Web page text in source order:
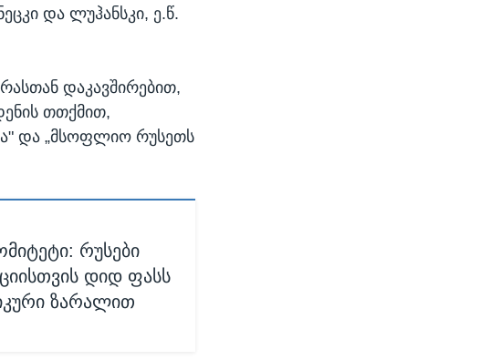
და ლუჰანსკი, ე.წ.
დაკავშირებით,
თთქმით,
და „მსოფლიო რუსეთს
რუსები
დიდ ფასს
ზარალით